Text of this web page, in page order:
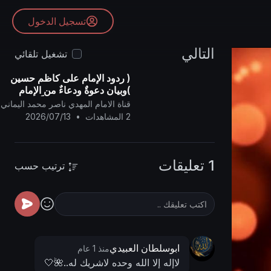
تسجيل الدخول
التالي
تشغيل تلقائي
( ردود الإمام على كاظم حسين
)وبيان دعوةٌ ودعاءٌ من الإمام
المهديّ إلى الأمَّة جميعاً ..
قناة الامام المهدي ناصر محمد اليماني
2 المشاهدات
•
2026/07/13
1 تعليقات ترتيب حسب
ابوسلطان العبيديمنذ 1 عام
لاإله إلا الله وحده لاشريك له..🌺🤍